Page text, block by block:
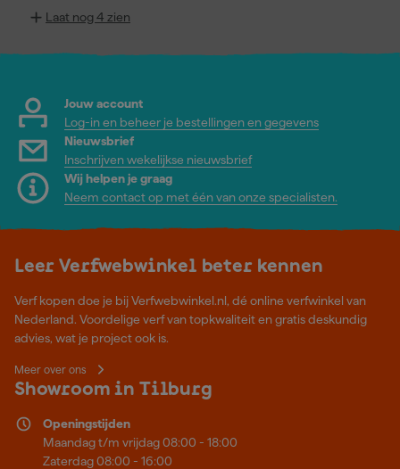
Laat nog 4 zien
Jouw account
Log-in en beheer je bestellingen en gegevens
Nieuwsbrief
Inschrijven wekelijkse nieuwsbrief
Wij helpen je graag
Neem contact op met één van onze specialisten.
Leer Verfwebwinkel beter kennen
Verf kopen doe je bij Verfwebwinkel.nl, dé online verfwinkel van
Nederland. Voordelige verf van topkwaliteit en gratis deskundig
advies, wat je project ook is.
Meer over ons
Showroom in Tilburg
Openingstijden
Maandag t/m vrijdag 08:00 - 18:00
Zaterdag 08:00 - 16:00